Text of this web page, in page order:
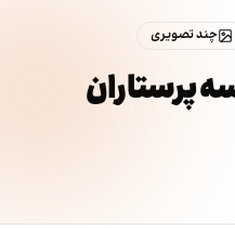
چند تصویری
پرستاران